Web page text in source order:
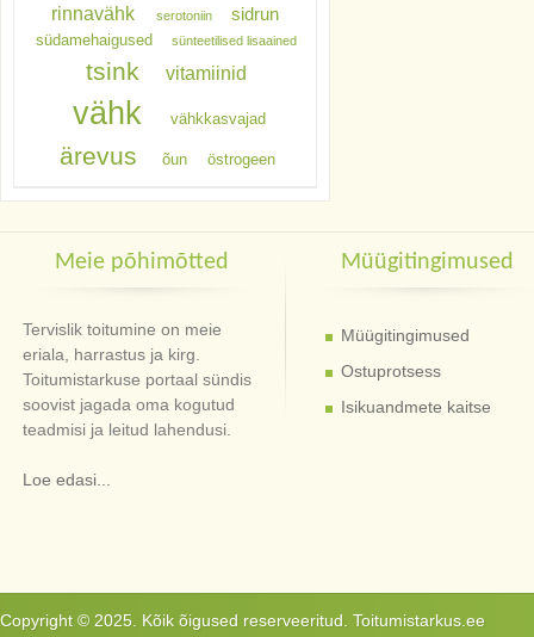
rinnavähk serotoniin sidrun
südamehaigused sünteetilised lisaained
tsink vitamiinid
vähk vähkkasvajad
ärevus õun östrogeen
Meie põhimõtted
Tervislik toitumine on meie
eriala, harrastus ja kirg.
Toitumistarkuse portaal sündis
soovist jagada oma kogutud
teadmisi ja leitud lahendusi.
Loe edasi...
Müügitingimused
Müügitingimused
Ostuprotsess
Isikuandmete kaitse
Copyright © 2025. Kõik õigused reserveeritud. Toitumistarkus.ee